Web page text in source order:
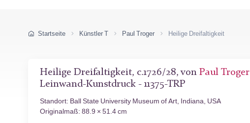
Startseite Künstler T Paul Troger Heilige Dreifaltigkeit
Heilige Dreifaltigkeit, c.1726/28, von Paul Troger
Leinwand-Kunstdruck - 11375-TRP
Standort: Ball State University Museum of Art, Indiana, USA
Originalmaß: 88.9 × 51.4 cm